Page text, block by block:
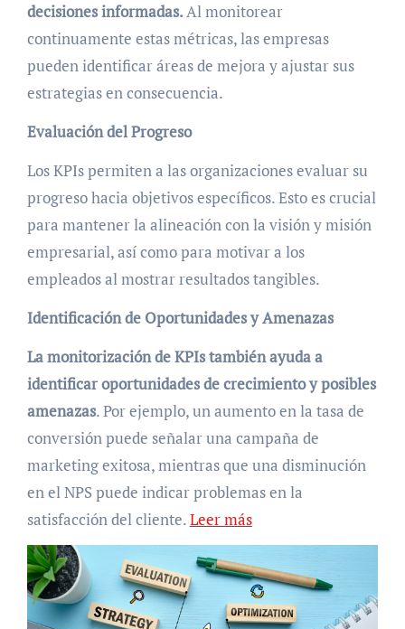
decisiones informadas.Al monitorear
continuamente estas métricas, las empresas
pueden identificar áreas de mejora y ajustar sus
estrategias en consecuencia.
Evaluación del Progreso
Los KPIs permiten a las organizaciones evaluar su
progreso hacia objetivos específicos. Esto es crucial
para mantener la alineación con la visión y misión
empresarial, así como para motivar a los
empleados al mostrar resultados tangibles.
Identificación de Oportunidades y Amenazas
La monitorización de KPIs también ayuda a
identificar oportunidades de crecimiento y posibles
amenazas. Por ejemplo, un aumento en la tasa de
conversión puede señalar una campaña de
marketing exitosa, mientras que una disminución
en el NPS puede indicar problemas en la
satisfacción del cliente.Leer más